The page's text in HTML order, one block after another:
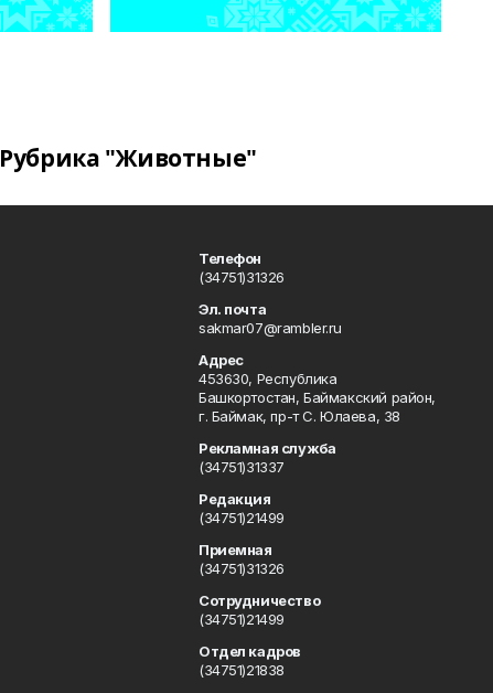
Рубрика "Животные"
Телефон
(34751)31326
Эл. почта
sakmar07@rambler.ru
Адрес
453630, Республика
Башкортостан, Баймакский район,
г. Баймак, пр-т С. Юлаева, 38
Рекламная служба
(34751)31337
Редакция
(34751)21499
Приемная
(34751)31326
Сотрудничество
(34751)21499
Отдел кадров
(34751)21838